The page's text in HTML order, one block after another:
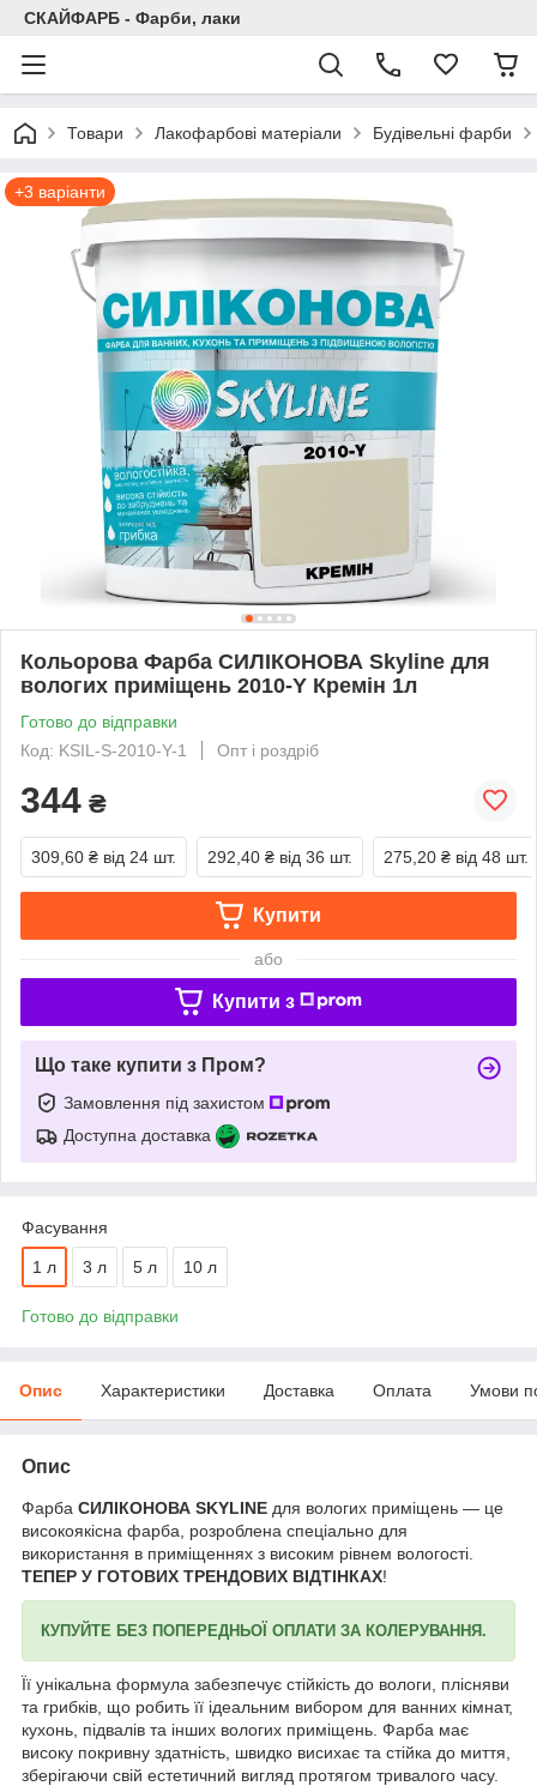
СКАЙФАРБ - Фарби, лаки
Товари Лакофарбові матеріали Будівельні фарби
+3 варіанти
Кольорова Фарба СИЛІКОНОВА Skyline для
вологих приміщень 2010-Y Кремін 1л
Готово до відправки
Код: KSIL-S-2010-Y-1
Опт і роздріб
344 ₴
309,60 ₴ від 24 шт. 292,40 ₴ від 36 шт. 275,20 ₴ від 48 шт.
Купити
або
Купити з
Що таке купити з Пром?
Замовлення під захистом
Доступна доставка
Фасування
1 л 3 л 5 л 10 л
Готово до відправки
Опис Характеристики Доставка Оплата Умови
Опис
Фарба СИЛІКОНОВА SKYLINE для вологих приміщень — це
високоякісна фарба, розроблена спеціально для
використання в приміщеннях з високим рівнем вологості.
ТЕПЕР У ГОТОВИХ ТРЕНДОВИХ ВІДТІНКАХ!
КУПУЙТЕ БЕЗ ПОПЕРЕДНЬОЇ ОПЛАТИ ЗА КОЛЕРУВАННЯ.
Її унікальна формула забезпечує стійкість до вологи, плісняви
та грибків, що робить її ідеальним вибором для ванних кімнат,
кухонь, підвалів та інших вологих приміщень. Фарба має
високу покривну здатність, швидко висихає та стійка до миття,
зберігаючи свій естетичний вигляд протягом тривалого часу.